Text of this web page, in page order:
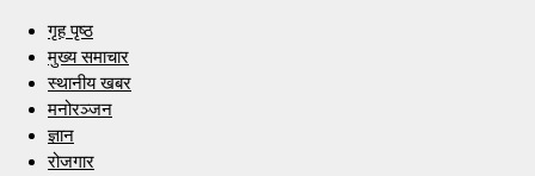
गृह पृष्ठ
मुख्य समाचार
स्थानीय खबर
मनोरञ्जन
ज्ञान
रोजगार